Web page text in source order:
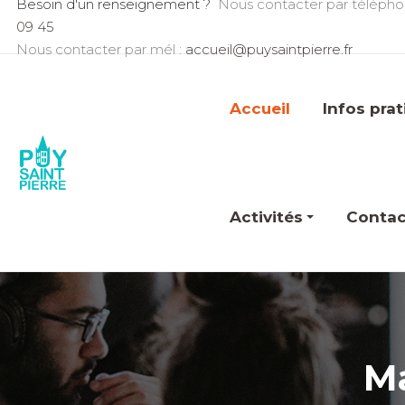
Besoin d'un renseignement ? Nous contacter par
09 45
Nous contacter par mél : accueil@puysaintpierre.fr
Accueil Infos
Activités